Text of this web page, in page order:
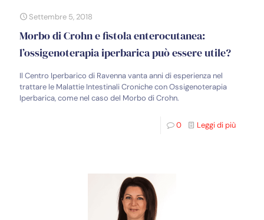
Settembre 5, 2018
Morbo di Crohn e fistola enterocutanea:
l’ossigenoterapia iperbarica può essere utile?
Il Centro Iperbarico di Ravenna vanta anni di esperienza nel
trattare le Malattie Intestinali Croniche con Ossigenoterapia
Iperbarica, come nel caso del Morbo di Crohn.
0 Leggi di più